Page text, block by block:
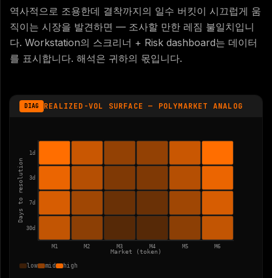
역사적으로 조용한데 결착까지의 일수 버킷이 시끄럽게 움
직이는 시장을 발견하면 — 조사할 만한 레짐 불일치입니
다. Workstation의 스크리너 + Risk dashboard는 데이터
를 표시합니다. 해석은 귀하의 몫입니다.
DIAG REALIZED-VOL SURFACE — POLYMARKET ANALOG
Market (token)
Days to resolution
M1 M2 M3 M4 M5 M6
1d
3d
7d
30d
low mid high